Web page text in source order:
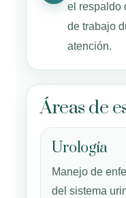
el respaldo
de trabajo
atención.
Áreas de
Urología
Manejo de
del sistema